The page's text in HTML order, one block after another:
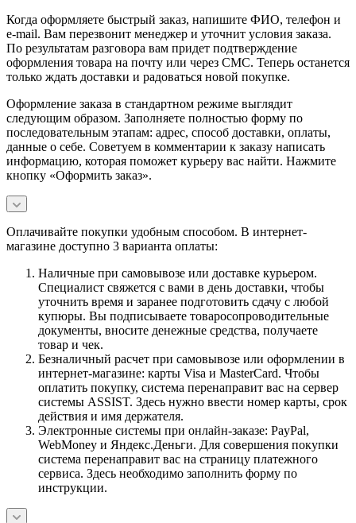
Когда оформляете быстрый заказ, напишите ФИО, телефон и
e-mail. Вам перезвонит менеджер и уточнит условия заказа.
По результатам разговора вам придет подтверждение
оформления товара на почту или через СМС. Теперь останется
только ждать доставки и радоваться новой покупке.
Оформление заказа в стандартном режиме выглядит
следующим образом. Заполняете полностью форму по
последовательным этапам: адрес, способ доставки, оплаты,
данные о себе. Советуем в комментарии к заказу написать
информацию, которая поможет курьеру вас найти. Нажмите
кнопку «Оформить заказ».
Оплачивайте покупки удобным способом. В интернет-
магазине доступно 3 варианта оплаты:
Наличные при самовывозе или доставке курьером.
Специалист свяжется с вами в день доставки, чтобы
уточнить время и заранее подготовить сдачу с любой
купюры. Вы подписываете товаросопроводительные
документы, вносите денежные средства, получаете
товар и чек.
Безналичный расчет при самовывозе или оформлении в
интернет-магазине: карты Visa и MasterCard. Чтобы
оплатить покупку, система перенаправит вас на сервер
системы ASSIST. Здесь нужно ввести номер карты, срок
действия и имя держателя.
Электронные системы при онлайн-заказе: PayPal,
WebMoney и Яндекс.Деньги. Для совершения покупки
система перенаправит вас на страницу платежного
сервиса. Здесь необходимо заполнить форму по
инструкции.